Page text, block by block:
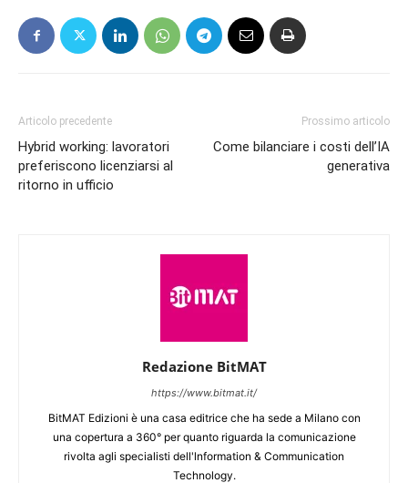
Articolo precedente
Hybrid working: lavoratori
preferiscono licenziarsi al
ritorno in ufficio
Prossimo articolo
Come bilanciare i costi dell’IA
generativa
Redazione BitMAT
https://www.bitmat.it/
BitMAT Edizioni è una casa editrice che ha sede a Milano con
una copertura a 360° per quanto riguarda la comunicazione
rivolta agli specialisti dell'lnformation & Communication
Technology.